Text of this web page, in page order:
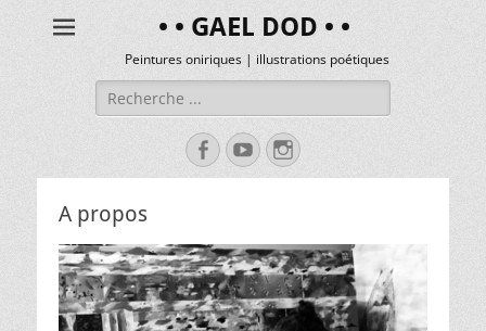
• • GAEL DOD • •
Peintures oniriques | illustrations poétiques
A propos